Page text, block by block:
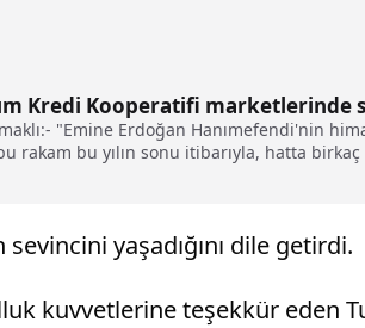
Kredi Kooperatifi marketlerinde
"Emine Erdoğan Hanımefendi'nin
bu yılın sonu itibarıyla, hatta
yaşadığını dile getirdi.
kuvvetlerine teşekkür eden